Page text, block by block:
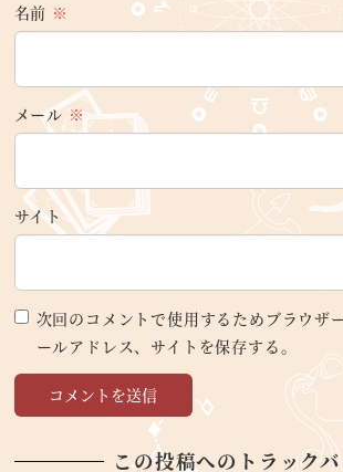
名前 ※
メール※
サイト
次回のコメントで使用するためブラウザ
ールアドレス、サイトを保存する。
この投稿へのトラック